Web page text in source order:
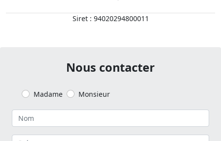
Siret : 94020294800011
Nous contacter
Madame Monsieur